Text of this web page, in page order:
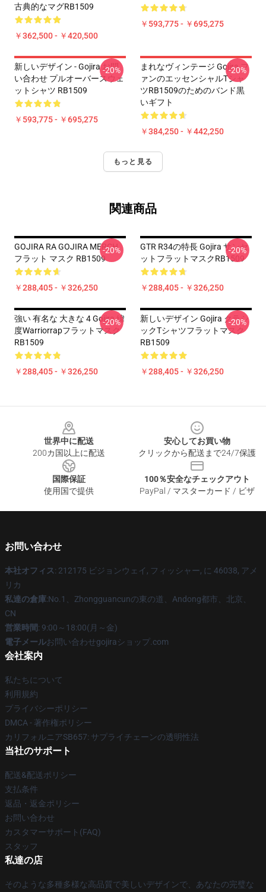
古典的なマグRB1509
￥362,500 - ￥420,500
￥593,775 - ￥695,275
新しいデザイン - Gojira お問
い合わせ プルオーバースウェ
ットシャツ RB1509
￥593,775 - ￥695,275
-20%
まれなヴィンテージ Gojira フ
ァンのエッセンシャルTシャ
ツRB1509のためのバンド黒
いギフト
￥384,250 - ￥442,250
-20%
もっと見る
関連商品
GOJIRA RA GOJIRA MERCH
フラット マスク RB1509
￥288,405 - ￥326,250
-20%
GTR R34の特長 Gojira サンセ
ットフラットマスクRB1509
￥288,405 - ￥326,250
-20%
強い 有名な 大きな 4 Gojira 緯
度Warriorrapフラットマスク
RB1509
￥288,405 - ￥326,250
-20%
新しいデザイン Gojira クラシ
ックtシャツフラットマスク
RB1509
￥288,405 - ￥326,250
-20%
世界中に配送
200カ国以上に配送
安心してお買い物
クリックから配送まで24/7保護
国際保証
使用国で提供
100％安全なチェックアウト
PayPal / マスターカード / ビザ
お問い合わせ
本社オフィス: 212175 ビジョンウェイ, フィッシャー, に 46038, アメ
リカ
私達の倉庫:No.1、Zhongguancunの東の道、Andong都市、北京、
CN
営業時間: 9:00～18:00(月～金)
電子メールお問い合わせgojiraショップ.com
会社案内
私たちについて
利用規約
プライバシーポリシー
DMCA - 著作権ポリシー
カリフォルニアSB657: サプライチェーンの透明性法
当社のサポート
配送&配送ポリシー
支払条件
返品・返金ポリシー
お問い合わせ
カスタマーサポート(FAQ)
スタッフ
私達の店
そのような多種多様な高品質で美しいデザインで、あなたの完璧な